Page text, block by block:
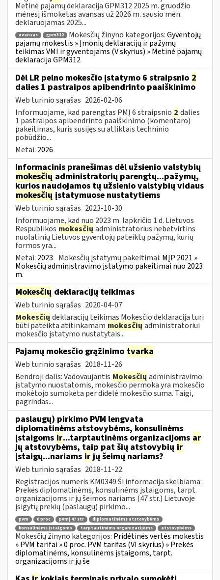
Metinė pajamų deklaracija GPM312 2025 m. gruodžio
mėnesį išmokėtas avansas už 2026 m. sausio mėn.
deklaruojamas 2025...
avansas gpm312 Mokesčių žinyno kategorijos:Gyventojų
pajamų mokestis » Įmonių deklaracijų ir pažymų
teikimas VMI ir gyventojams (V skyrius) » Metinė pajamų
deklaracija GPM312
Dėl LR pelno mokesčio įstatymo 6 straipsnio 2
dalies 1 pastraipos apibendrinto paaiškinimo
Web turinio sąrašas 2026-02-06
Informuojame, kad parengtas PMĮ 6 straipsnio 2 dalies
1 pastraipos apibendrinto paaiškinimo (komentaro)
pakeitimas, kuris susijęs su atliktais techninio
pobūdžio...
Metai: 2026
Informacinis pranešimas dėl užsienio valstybių
mokesčių administratorių parengtų...pažymų,
kurios naudojamos tų užsienio valstybių vidaus
mokesčių įstatymuose nustatytiems
Web turinio sąrašas 2023-10-30
Informuojame, kad nuo 2023 m. lapkričio 1 d. Lietuvos
Respublikos mokesčių administratorius nebetvirtins
nuolatinių Lietuvos gyventojų pateiktų pažymų, kurių
formos yra...
Metai: 2023 Mokesčių įstatymų pakeitimai: MĮP 2021 »
Mokesčių administravimo įstatymo pakeitimai nuo 2023
m.
Mokesčių deklaracijų teikimas
Web turinio sąrašas 2020-04-07
Mokesčių deklaracijų teikimas Mokesčio deklaracija turi
būti pateikta atitinkamam mokesčių administratoriui
mokesčio įstatymo nustatytais...
Pajamų mokesčio grąžinimo tvarka
Web turinio sąrašas 2018-11-26
Bendroji dalis: Vadovaujantis Mokesčių administravimo
įstatymo nuostatomis, mokesčio permoka yra mokesčio
mokėtojo sumokėta per didelė mokesčio suma. Taigi,
pagrindas...
paslaugų) pirkimo PVM lengvata
diplomatinėms atstovybėms, konsulinėms
įstaigoms ir...tarptautinėms organizacijoms ar
jų atstovybėms, taip pat šių atstovybių ir
įstaigų...nariams irjų šeimų nariams?
Web turinio sąrašas 2018-11-22
Registracijos numeris KM0349 Ši informacija skelbiama:
Prekės diplomatinėms, konsulinėms įstaigoms, tarpt.
organizacijoms ir jų šeimos nariams (47 str.) Lietuvoje
įsigytų prekių (paslaugų) pirkimo...
pvm 0 proc pvmį 47 str
diplomatinėms atstovybėms
konsulinėms įstaigoms
tarptautinėms organizacijoms atstovybėms
Mokesčių žinyno kategorijos: Pridėtinės vertės mokestis
» PVM tarifai » 0 proc. PVM tarifas (VI skyrius) » Prekės
diplomatinėms, konsulinėms įstaigoms, tarpt.
organizacijoms ir jų še